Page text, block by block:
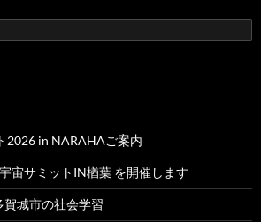
2026 in NARAHAご案内
宙サミットIN楢葉 を開催します
城市の社会学習